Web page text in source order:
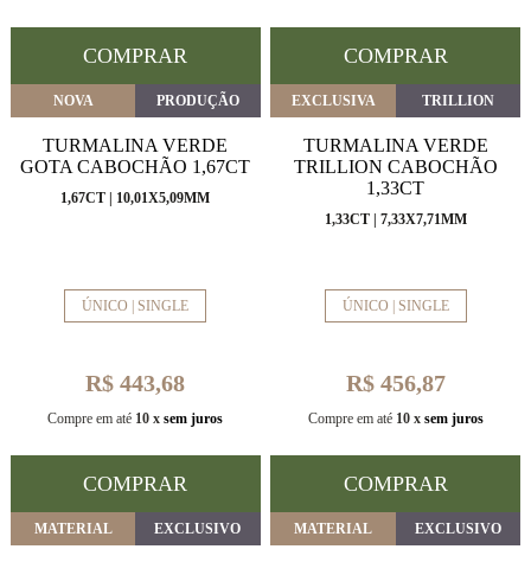
COMPRAR COMPRAR
NOVA PRODUÇÃO
TURMALINA VERDE
GOTA CABOCHÃO 1,67CT
1,67CT | 10,01X5,09MM
ÚNICO | SINGLE
R$ 443,68
Compre em até 10 x sem juros
COMPRAR
EXCLUSIVA TRILLION
TURMALINA VERDE
TRILLION CABOCHÃO
1,33CT
1,33CT | 7,33X7,71MM
ÚNICO | SINGLE
R$ 456,87
Compre em até 10 x sem juros
COMPRAR
MATERIAL EXCLUSIVO MATERIAL EXCLUSIVO